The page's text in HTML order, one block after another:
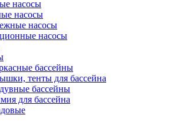
насосы
насосы
насосы
насосы
бассейны
тенты для бассейна
бассейны
для бассейна